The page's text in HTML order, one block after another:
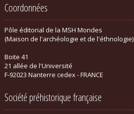
Coordonnées
Pôle éditorial de la MSH Mondes
(Maison de l'archéologie et de l'éthnologie)
Boite 41
21 allée de l'Université
F-92023 Nanterre cedex - FRANCE
Société préhistorique française